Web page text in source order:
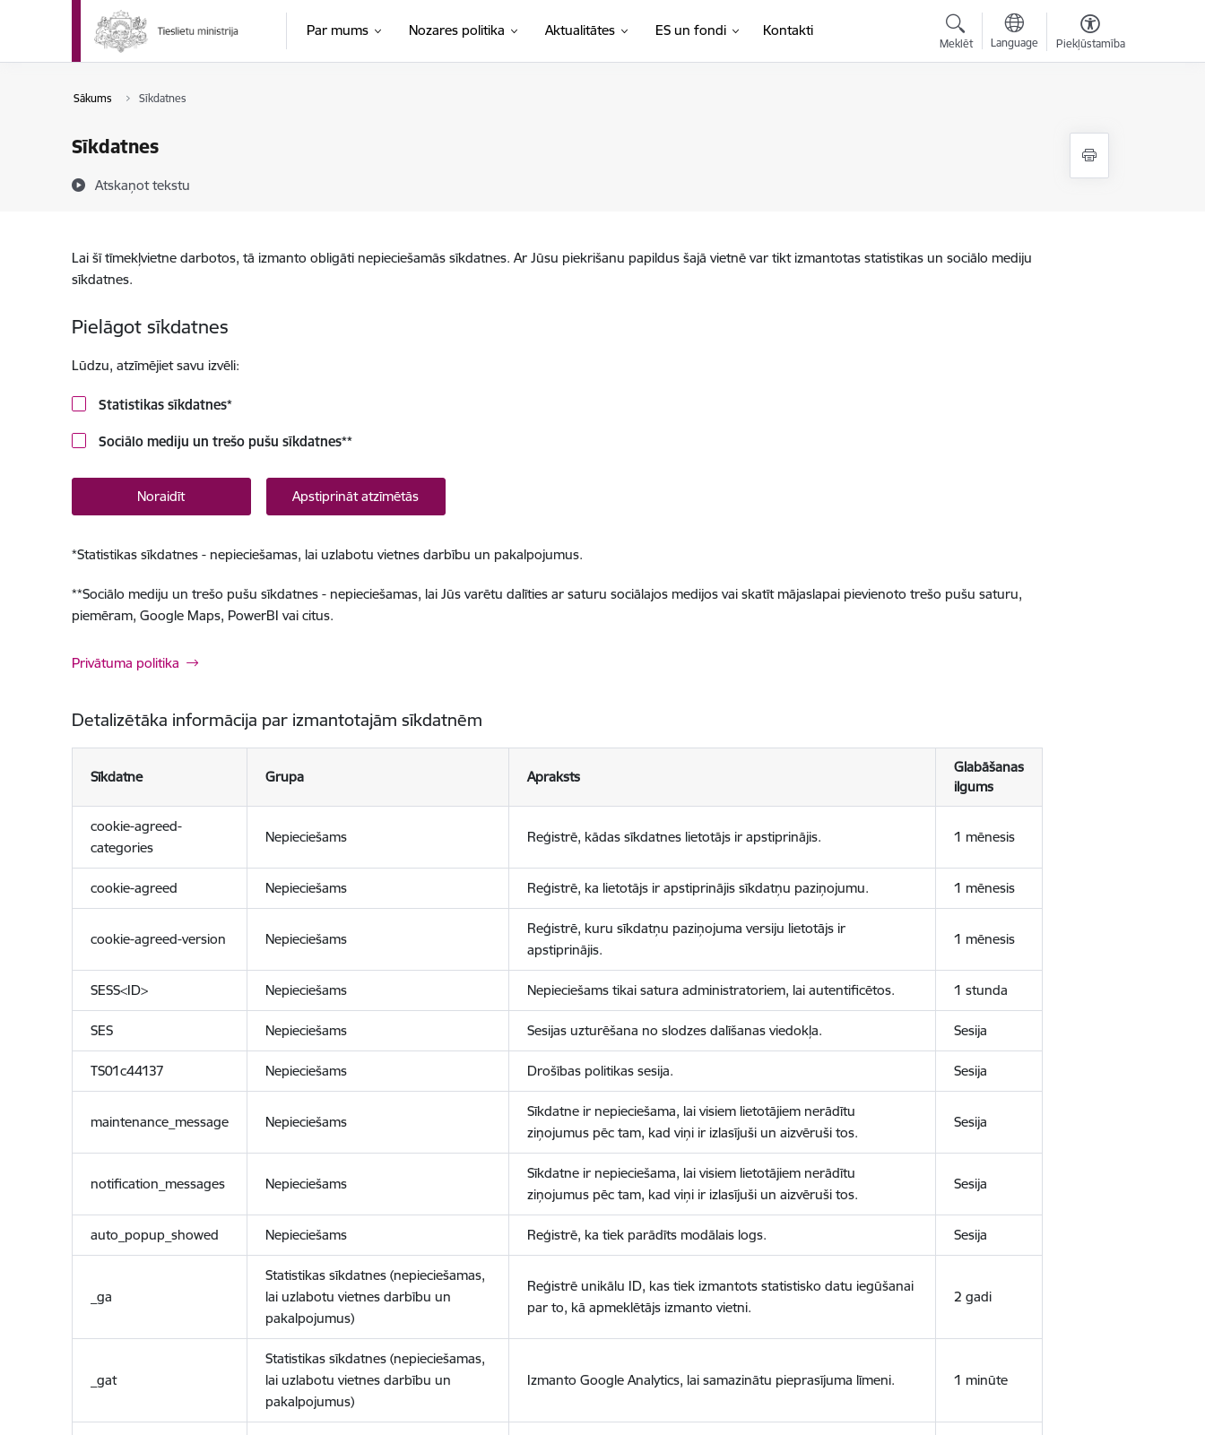
Pāriet uz lapas saturu
Par mums Nozares politika Aktualitātes ES un fondi Kontakti
Meklēt Language Piekļūstamība
Sākums Sīkdatnes
Sīkdatnes
Atskaņot tekstu
Lai šī tīmekļvietne darbotos, tā izmanto obligāti nepieciešamās sīkdatnes. Ar Jūsu piekrišanu papildus šajā vietnē var tikt izmantotas statistikas un sociālo mediju
sīkdatnes.
Pielāgot sīkdatnes
Lūdzu, atzīmējiet savu izvēli:
Statistikas sīkdatnes*
Sociālo mediju un trešo pušu sīkdatnes**
Noraidīt Apstiprināt atzīmētās
*Statistikas sīkdatnes - nepieciešamas, lai uzlabotu vietnes darbību un pakalpojumus.
**Sociālo mediju un trešo pušu sīkdatnes - nepieciešamas, lai Jūs varētu dalīties ar saturu sociālajos medijos vai skatīt mājaslapai pievienoto trešo pušu saturu,
piemēram, Google Maps, PowerBI vai citus.
Privātuma politika
Detalizētāka informācija par izmantotajām sīkdatnēm
Sīkdatne Grupa Apraksts
Glabāšanas
ilgums
cookie-agreed-
categories
Nepieciešams Reģistrē, kādas sīkdatnes lietotājs ir apstiprinājis. 1 mēnesis
cookie-agreed Nepieciešams Reģistrē, ka lietotājs ir apstiprinājis sīkdatņu paziņojumu. 1 mēnesis
cookie-agreed-version Nepieciešams
Reģistrē, kuru sīkdatņu paziņojuma versiju lietotājs ir
apstiprinājis.
1 mēnesis
SESS<ID> Nepieciešams Nepieciešams tikai satura administratoriem, lai autentificētos. 1 stunda
SES Nepieciešams Sesijas uzturēšana no slodzes dalīšanas viedokļa. Sesija
TS01c44137 Nepieciešams Drošības politikas sesija. Sesija
maintenance_message Nepieciešams
Sīkdatne ir nepieciešama, lai visiem lietotājiem nerādītu
ziņojumus pēc tam, kad viņi ir izlasījuši un aizvēruši tos.
Sesija
notification_messages Nepieciešams
Sīkdatne ir nepieciešama, lai visiem lietotājiem nerādītu
ziņojumus pēc tam, kad viņi ir izlasījuši un aizvēruši tos.
Sesija
auto_popup_showed Nepieciešams Reģistrē, ka tiek parādīts modālais logs. Sesija
_ga
Statistikas sīkdatnes (nepieciešamas,
lai uzlabotu vietnes darbību un
pakalpojumus)
Reģistrē unikālu ID, kas tiek izmantots statistisko datu iegūšanai
par to, kā apmeklētājs izmanto vietni.
2 gadi
_gat
Statistikas sīkdatnes (nepieciešamas,
lai uzlabotu vietnes darbību un
pakalpojumus)
Izmanto Google Analytics, lai samazinātu pieprasījuma līmeni. 1 minūte